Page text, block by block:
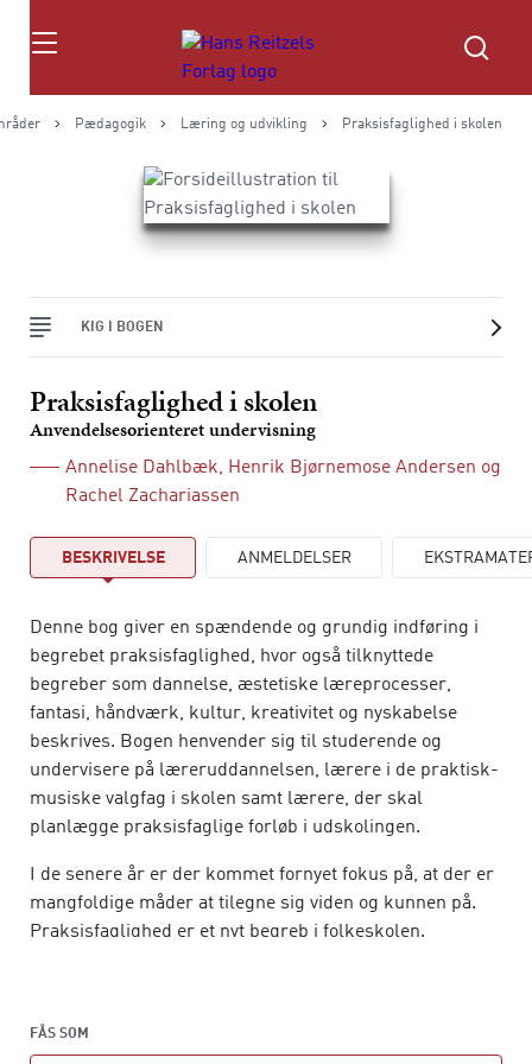
Søg
Pædagogik Læring og udvikling Praksisfaglighed i skolen
KIG I BOGEN
Praksisfaglighed i skolen
Anvendelsesorienteret undervisning
Annelise Dahlbæk, Henrik Bjørnemose Andersen og
Rachel Zachariassen
BESKRIVELSE ANMELDELSER
Denne bog giver en spændende og grundig indføring i
begrebet praksisfaglighed, hvor også tilknyttede
begreber som dannelse, æstetiske læreprocesser,
fantasi, håndværk, kultur, kreativitet og nyskabelse
beskrives. Bogen henvender sig til studerende og
undervisere på læreruddannelsen, lærere i de praktisk-
musiske valgfag i skolen samt lærere, der skal
planlægge praksisfaglige forløb i udskolingen.
I de senere år er der kommet fornyet fokus på, at der er
mangfoldige måder at tilegne sig viden og kunnen på.
Praksisfaglighed er et nyt begreb i folkeskolen.
FÅS SOM